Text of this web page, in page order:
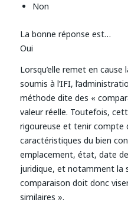
Non
La bonne réponse est…
Oui
Lorsqu’elle remet en cause
soumis à l’IFI,
méthode dite des «
valeur réelle. Toutefois,
rigoureuse et tenir compte
caractéristiques du bien
emplacement, état, date
juridique, et notamment la
comparaison doit donc
similaires ».